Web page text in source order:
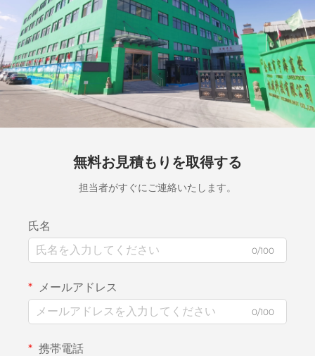
無料お見積もりを取得する
担当者がすぐにご連絡いたします。
氏名
0/100
メールアドレス
0/100
携帯電話